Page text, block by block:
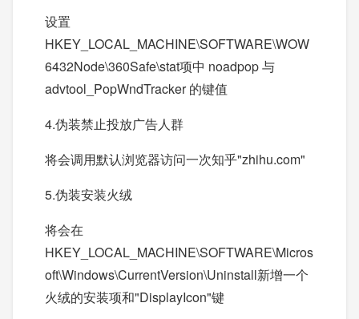
设置
HKEY_LOCAL_MACHINE\SOFTWARE\WOW
6432Node\360Safe\stat项中 noadpop 与
advtool_PopWndTracker 的键值
4.伪装禁止投放广告人群
将会调用默认浏览器访问一次知乎"zhihu.com"
5.伪装安装火绒
将会在
HKEY_LOCAL_MACHINE\SOFTWARE\Micros
oft\Windows\CurrentVersion\Uninstall新增一个
火绒的安装项和"DisplayIcon"键